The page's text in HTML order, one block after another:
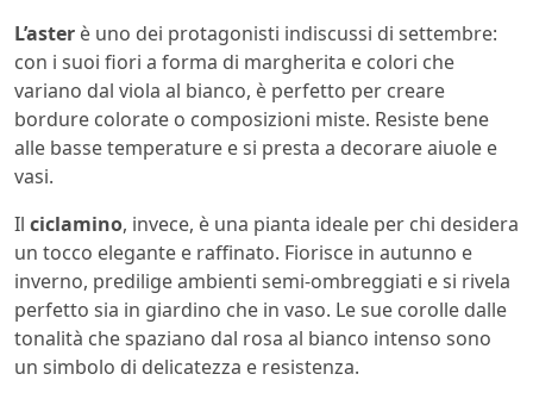
L’aster è uno dei protagonisti indiscussi di settembre:
con i suoi fiori a forma di margherita e colori che
variano dal viola al bianco, è perfetto per creare
bordure colorate o composizioni miste. Resiste bene
alle basse temperature e si presta a decorare aiuole e
vasi.
Il ciclamino, invece, è una pianta ideale per chi desidera
un tocco elegante e raffinato. Fiorisce in autunno e
inverno, predilige ambienti semi-ombreggiati e si rivela
perfetto sia in giardino che in vaso. Le sue corolle dalle
tonalità che spaziano dal rosa al bianco intenso sono
un simbolo di delicatezza e resistenza.